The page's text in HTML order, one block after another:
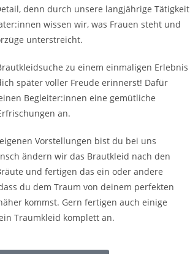
denn durch unsere langjährige Tätigkeit
wissen wir, was Frauen steht und
unterstreicht.
zu einem einmaligen Erlebnis
später voller Freude erinnerst! Dafür
Begleiter:innen eine gemütliche
an.
Vorstellungen bist du bei uns
ändern wir das Brautkleid nach den
und fertigen das ein oder andere
du dem Traum von deinem perfekten
kommst. Gern fertigen auch einige
Traumkleid komplett an.